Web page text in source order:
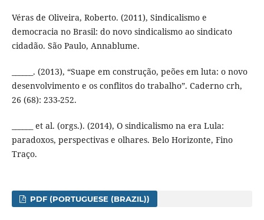
Véras de Oliveira, Roberto. (2011), Sindicalismo e
democracia no Brasil: do novo sindicalismo ao sindicato
cidadão. São Paulo, Annablume.
______. (2013), “Suape em construção, peões em luta: o novo
desenvolvimento e os conflitos do trabalho”. Caderno crh,
26 (68): 233-252.
______ et al. (orgs.). (2014), O sindicalismo na era Lula:
paradoxos, perspectivas e olhares. Belo Horizonte, Fino
Traço.
PDF (PORTUGUESE (BRAZIL))